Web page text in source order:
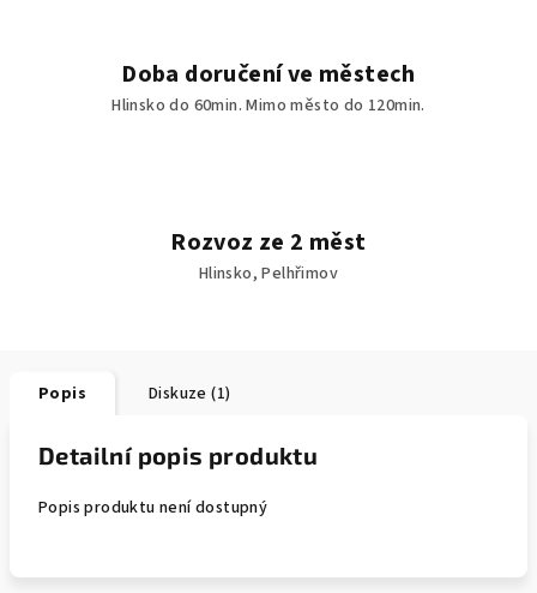
Doba doručení ve městech
Hlinsko do 60min. Mimo město do 120min.
Rozvoz ze 2 měst
Hlinsko, Pelhřimov
Popis Diskuze (1)
Detailní popis produktu
Popis produktu není dostupný